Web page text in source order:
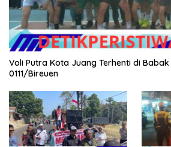
Voli Putra Kota Juang Terhenti di
0111/Bireuen